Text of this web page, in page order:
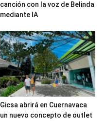
canción con la voz de Belinda
mediante IA
Gicsa abrirá en Cuernavaca
un nuevo concepto de outlet